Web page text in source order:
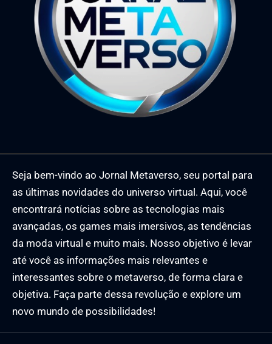
Seja bem-vindo ao Jornal Metaverso, seu portal para
as últimas novidades do universo virtual. Aqui, você
encontrará notícias sobre as tecnologias mais
avançadas, os games mais imersivos, as tendências
da moda virtual e muito mais. Nosso objetivo é levar
até você as informações mais relevantes e
interessantes sobre o metaverso, de forma clara e
objetiva. Faça parte dessa revolução e explore um
novo mundo de possibilidades!